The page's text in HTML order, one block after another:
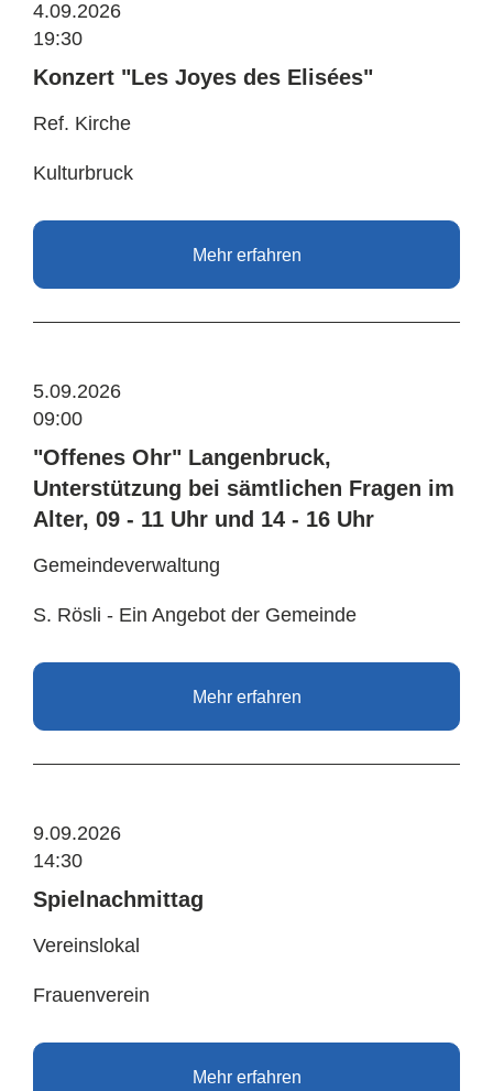
4.09.2026
19:30
Konzert "Les Joyes des Elisées"
Ref. Kirche
Kulturbruck
Mehr erfahren
5.09.2026
09:00
"Offenes Ohr" Langenbruck,
Unterstützung bei sämtlichen Fragen im
Alter, 09 - 11 Uhr und 14 - 16 Uhr
Gemeindeverwaltung
S. Rösli - Ein Angebot der Gemeinde
Mehr erfahren
9.09.2026
14:30
Spielnachmittag
Vereinslokal
Frauenverein
Mehr erfahren